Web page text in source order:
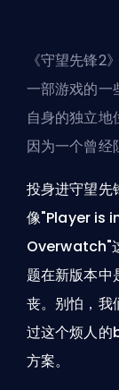
《守望先锋2
一部游戏的一
自身的独立地
因为一个曾经
投身进守望先
像"Player is
Overwatch"
题在新版本中
丧。别怕，我
过这个烦人
方案。